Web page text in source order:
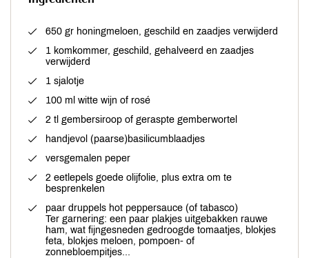
650 gr honingmeloen, geschild en zaadjes verwijderd
1 komkommer, geschild, gehalveerd en zaadjes
verwijderd
1 sjalotje
100 ml witte wijn of rosé
2 tl gembersiroop of geraspte gemberwortel
handjevol (paarse)basilicumblaadjes
versgemalen peper
2 eetlepels goede olijfolie, plus extra om te
besprenkelen
paar druppels hot peppersauce (of tabasco)
Ter garnering: een paar plakjes uitgebakken rauwe
ham, wat fijngesneden gedroogde tomaatjes, blokjes
feta, blokjes meloen, pompoen- of
zonnebloempitjes...